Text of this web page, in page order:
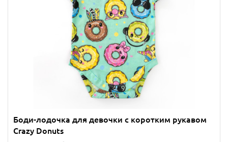
Боди-лодочка для девочки с коротким рукавом
Crazy Donuts